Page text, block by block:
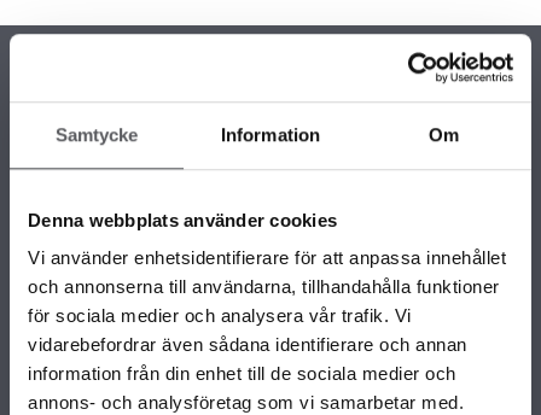
Samtycke Information Om
Denna webbplats använder cookies
Vi använder enhetsidentifierare för att anpassa innehållet
och annonserna till användarna, tillhandahålla funktioner
för sociala medier och analysera vår trafik. Vi
vidarebefordrar även sådana identifierare och annan
information från din enhet till de sociala medier och
annons- och analysföretag som vi samarbetar med.
KONTAKTINFORMATION
info@fiskarhedenvillan.se
Box 882, 781 29 Borlänge
ALLA VÅRA HUSMODELLER
UNIKA HUS
FAMILJÄRKOLLEKTIONEN